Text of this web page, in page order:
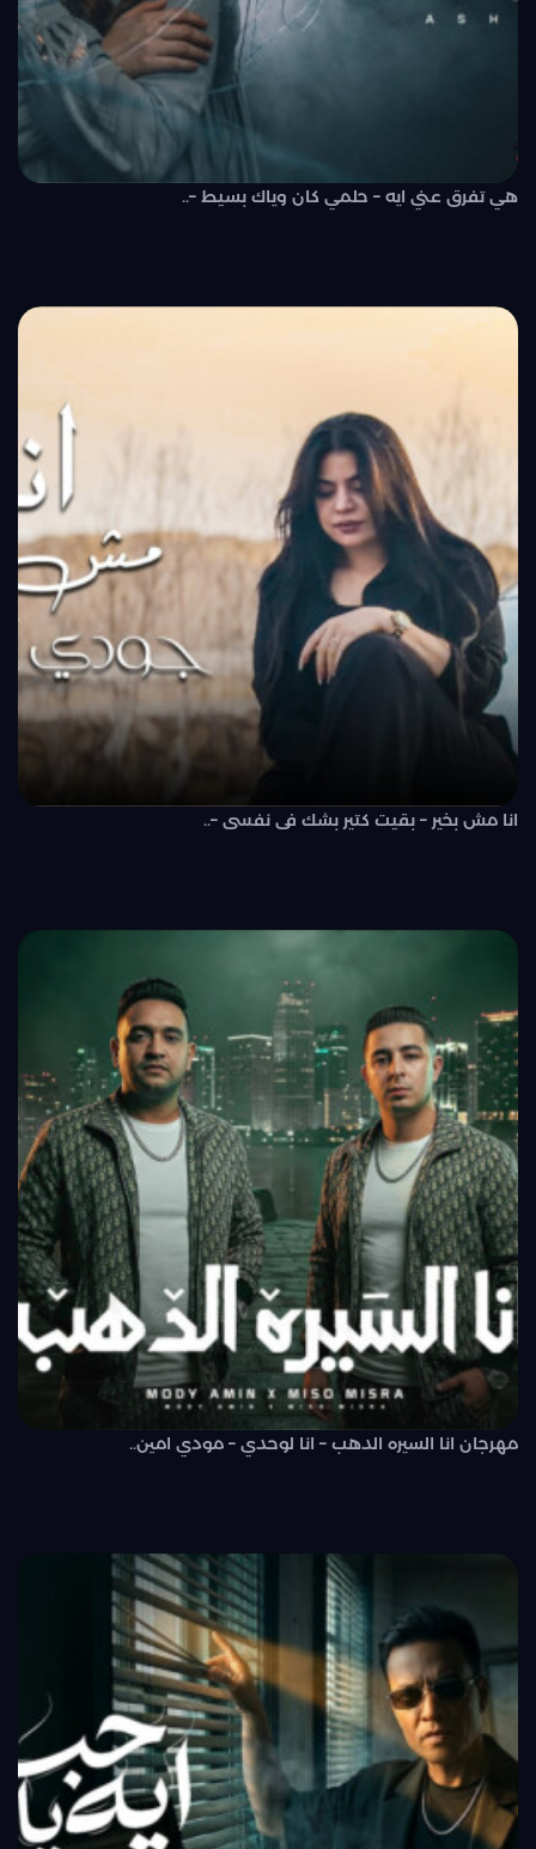
هي تفرق عني ايه – حلمي كان وياك بسيط –..
انا مش بخير – بقيت كتير بشك فى نفسى –..
مهرجان انا السيره الدهب – انا لوحدي – مودي امين..